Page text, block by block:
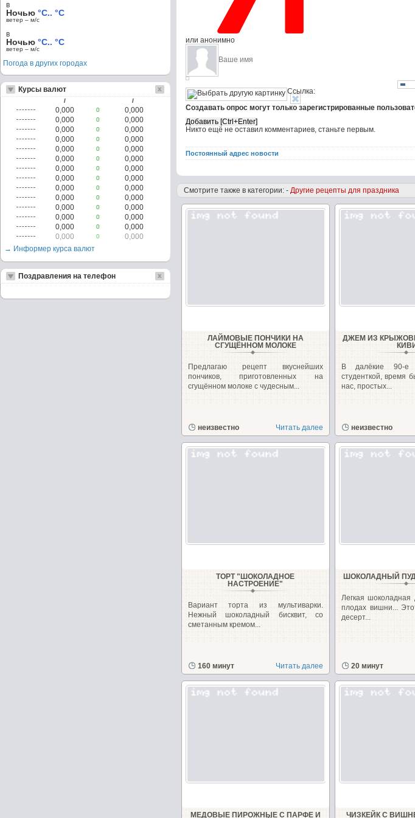
или анонимно
Ссылка:
Создавать опрос могут только зарегистрированные
Никто ещё не оставил комментариев, станьте первым.
Постоянный адрес новости
Смотрите также в категории: -Другие рецепты для праздника
ЛАЙМОВЫЕ ПОНЧИКИ НА
СГУЩЁННОМ МОЛОКЕ
Предлагаю рецепт вкуснейших
пончиков, приготовленных на
сгущённом молоке с чудесным...
неизвестно Читать далее
ДЖЕМ ИЗ
В далёкие 90-
студенткой, время
нас, простых...
неизвестно
ТОРТ "ШОКОЛАДНОЕ
НАСТРОЕНИЕ"
Вариант торта из мультиварки.
Нежный шоколадный бисквит, со
сметанным кремом...
160 минут Читать далее
ШОКОЛАДНЫЙ
Легкая
плодах вишни...
десерт...
20 минут
МЕДОВЫЕ ПИРОЖНЫЕ С ПАРФЕ И ЧИЗКЕЙК С
в
Ночью °C.. °C
ветер – м/c
в
Ночью °C.. °C
ветер – м/c
Погода в других городах
Курсы валют
/ /
0,000 0
0,000
0,000
0
0,000
0,000
0
0,000
0,000
0
0,000
0,000
0
0,000
0,000
0
0,000
0,000
0
0,000
0,000
0
0,000
0,000
0
0,000
0,000
0
0,000
0,000
0
0,000
0,000
0
0,000
0,000
0
0,000
0,000
0
0,000
→ Информер курса валют
Поздравления на телефон